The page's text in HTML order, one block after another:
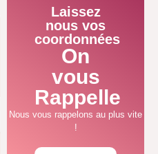
Laissez
nous vos
coordonnées
On
vous
Rappelle
Nous vous rappelons au plus vite
!